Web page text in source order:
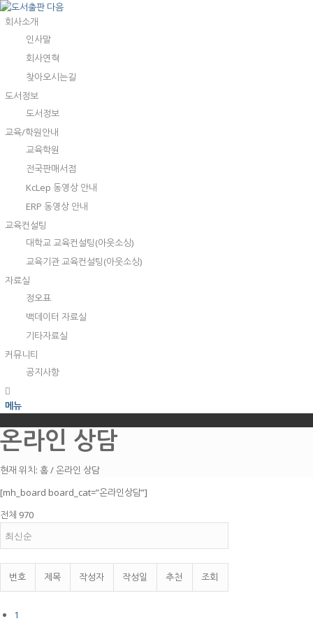
회사소개
인사말
회사연혁
찾아오시는길
도서정보
도서정보
교육/학원안내
교육학원
전국판매서점
KcLep 동영상 안내
ERP 동영상 안내
교육컨설팅
대학교 교육컨설팅(아웃소싱)
교육기관 교육컨설팅(아웃소싱)
자료실
정오표
백데이터 자료실
기타자료실
커뮤니티
공지사항
메뉴
온라인 상담
현재 위치: 홈/온라인 상담
[mh_board board_cat=”온라인상담”]
전체 970
번호 제목 작성자 작성일 추천 조회
1